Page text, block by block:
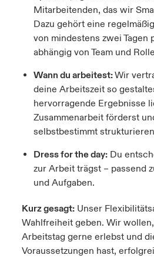
Mitarbeitenden, das wir
Dazu gehört eine
von mindestens zwei Tagen
abhängig von Team und
Wann du arbeitest:Wir
deine Arbeitszeit so
hervorragende Ergebnisse
Zusammenarbeit förderst
selbstbestimmt
Dress for the day:Du
zur Arbeit trägst – passend
und Aufgaben.
Kurz gesagt:Unser
Wahlfreiheit geben. Wir
Arbeitstag gerne erlebst und
Voraussetzungen hast,